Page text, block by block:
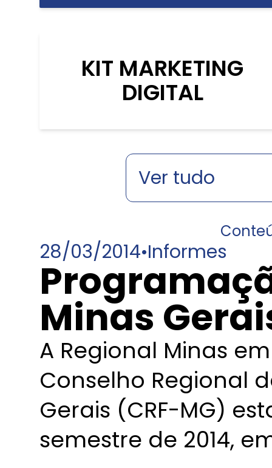
KIT MARKETING
DIGITAL
28/03/2014•Informes
Minas
A Regional Minas
Conselho Regional
Gerais (CRF-MG)
semestre de 2014,